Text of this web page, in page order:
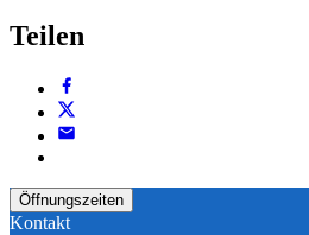
Teilen
Öffnungszeiten
Kontakt